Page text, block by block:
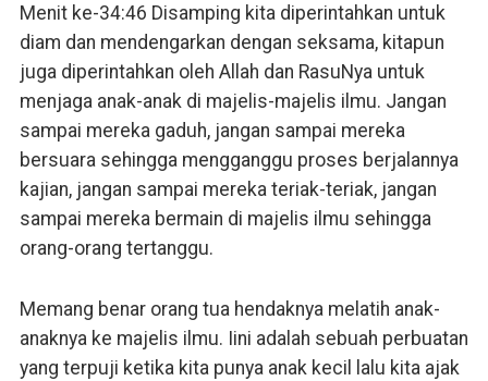
Menit ke-34:46 Disamping kita diperintahkan untuk
diam dan mendengarkan dengan seksama, kitapun
juga diperintahkan oleh Allah dan RasuNya untuk
menjaga anak-anak di majelis-majelis ilmu. Jangan
sampai mereka gaduh, jangan sampai mereka
bersuara sehingga mengganggu proses berjalannya
kajian, jangan sampai mereka teriak-teriak, jangan
sampai mereka bermain di majelis ilmu sehingga
orang-orang tertanggu.
Memang benar orang tua hendaknya melatih anak-
anaknya ke majelis ilmu. Iini adalah sebuah perbuatan
yang terpuji ketika kita punya anak kecil lalu kita ajak